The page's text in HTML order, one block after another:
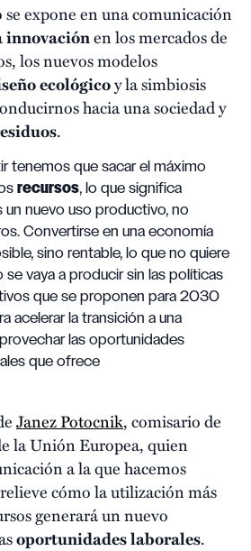
expone en una comunicación
innovaciónen los mercados de
los nuevos modelos
ecológicoy la simbiosis
hacia una sociedad y
.
tenemos que sacar el máximo
recursos, lo que significa
un nuevo uso productivo, no
Convertirse en una economía
sino rentable, lo que no quiere
vaya a producir sin las políticas
que se proponen para 2030
acelerar la transición a una
las oportunidades
que ofrece
Janez Potocnik, comisario de
la Unión Europea, quien
a la que hacemos
cómo la utilización más
generará un nuevo
oportunidades laborales.